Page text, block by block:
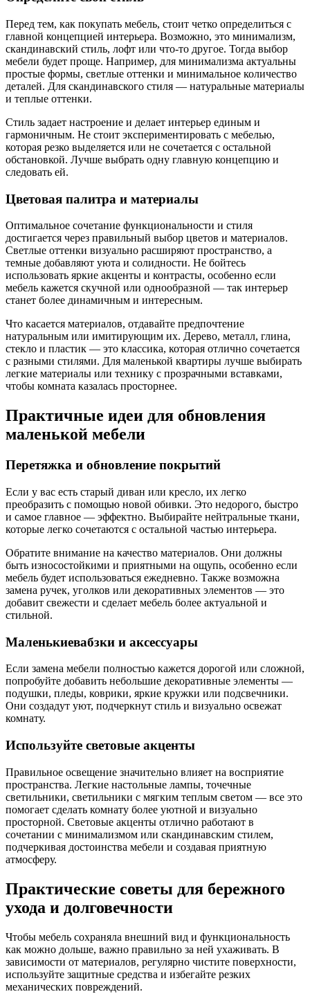
Перед тем, как покупать мебель, стоит четко определиться с
главной концепцией интерьера. Возможно, это минимализм,
скандинавский стиль, лофт или что-то другое. Тогда выбор
мебели будет проще. Например, для минимализма актуальны
простые формы, светлые оттенки и минимальное количество
деталей. Для скандинавского стиля — натуральные материалы
и теплые оттенки.
Стиль задает настроение и делает интерьер единым и
гармоничным. Не стоит экспериментировать с мебелью,
которая резко выделяется или не сочетается с остальной
обстановкой. Лучше выбрать одну главную концепцию и
следовать ей.
Цветовая палитра и материалы
Оптимальное сочетание функциональности и стиля
достигается через правильный выбор цветов и материалов.
Светлые оттенки визуально расширяют пространство, а
темные добавляют уюта и солидности. Не бойтесь
использовать яркие акценты и контрасты, особенно если
мебель кажется скучной или однообразной — так интерьер
станет более динамичным и интересным.
Что касается материалов, отдавайте предпочтение
натуральным или имитирующим их. Дерево, металл, глина,
стекло и пластик — это классика, которая отлично сочетается
с разными стилями. Для маленькой квартиры лучше выбирать
легкие материалы или технику с прозрачными вставками,
чтобы комната казалась просторнее.
Практичные идеи для обновления
маленькой мебели
Перетяжка и обновление покрытий
Если у вас есть старый диван или кресло, их легко
преобразить с помощью новой обивки. Это недорого, быстро
и самое главное — эффектно. Выбирайте нейтральные ткани,
которые легко сочетаются с остальной частью интерьера.
Обратите внимание на качество материалов. Они должны
быть износостойкими и приятными на ощупь, особенно если
мебель будет использоваться ежедневно. Также возможна
замена ручек, уголков или декоративных элементов — это
добавит свежести и сделает мебель более актуальной и
стильной.
Маленькиевабзки и аксессуары
Если замена мебели полностью кажется дорогой или сложной,
попробуйте добавить небольшие декоративные элементы —
подушки, пледы, коврики, яркие кружки или подсвечники.
Они создадут уют, подчеркнут стиль и визуально освежат
комнату.
Используйте световые акценты
Правильное освещение значительно влияет на восприятие
пространства. Легкие настольные лампы, точечные
светильники, светильники с мягким теплым светом — все это
помогает сделать комнату более уютной и визуально
просторной. Световые акценты отлично работают в
сочетании с минимализмом или скандинавским стилем,
подчеркивая достоинства мебели и создавая приятную
атмосферу.
Практические советы для бережного
ухода и долговечности
Чтобы мебель сохраняла внешний вид и функциональность
как можно дольше, важно правильно за ней ухаживать. В
зависимости от материалов, регулярно чистите поверхности,
используйте защитные средства и избегайте резких
механических повреждений.